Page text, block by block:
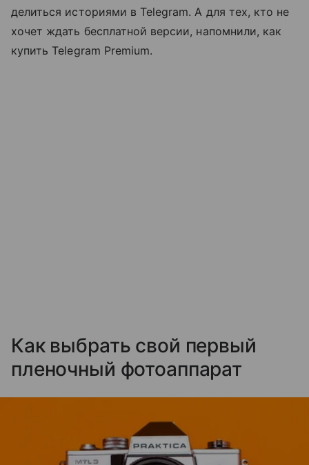
делиться историями в Telegram. А для тех, кто не
хочет ждать бесплатной версии, напомнили, как
купить Telegram Premium.
Как выбрать свой первый
пленочный фотоаппарат